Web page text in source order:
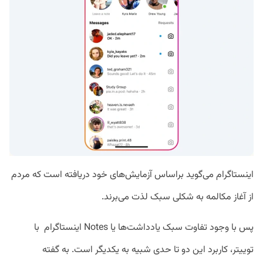
اینستاگرام می‌گوید براساس آزمایش‌های خود دریافته است که مردم
از آغاز مکالمه به شکلی سبک لذت می‌برند.
پس با وجود تفاوت سبک یادداشت‌ها یا Notes اینستاگرام با
توییتر، کاربرد این دو تا حدی شبیه به یکدیگر است. به گفته